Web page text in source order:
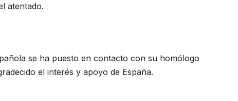
atentado.
se ha puesto en contacto con su homólogo
el interés y apoyo de España.